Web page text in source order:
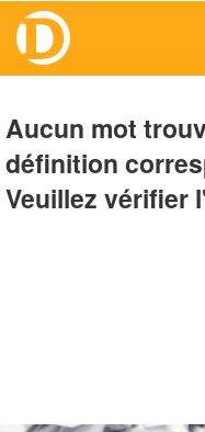
Aucun mot
définition
Veuillez vérifier